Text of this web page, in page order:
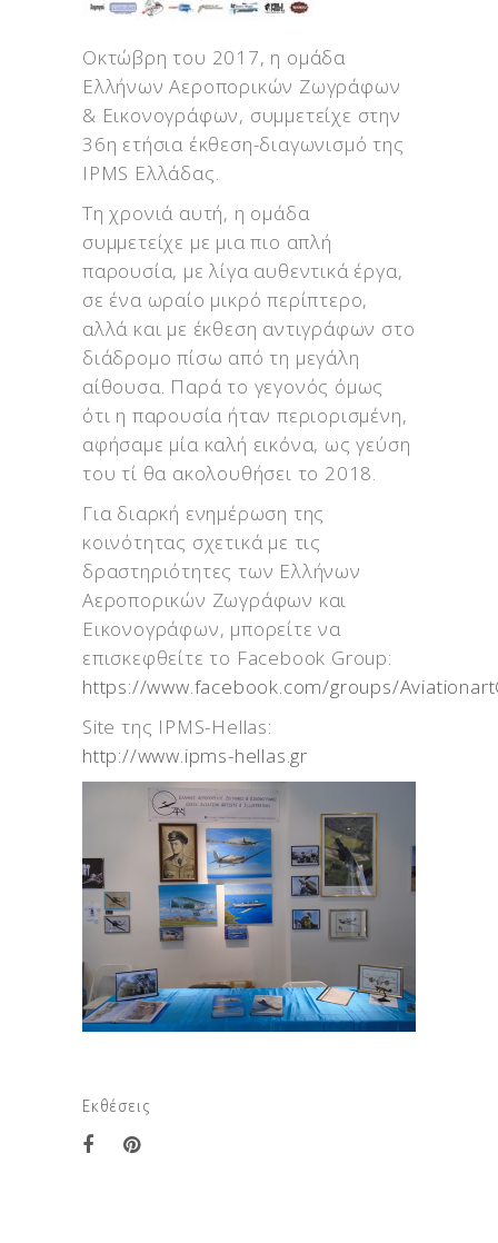
Οκτώβρη του 2017, η ομάδα
Ελλήνων Αεροπορικών Ζωγράφων
& Εικονογράφων, συμμετείχε στην
36η ετήσια έκθεση-διαγωνισμό της
IPMS Ελλάδας.
Τη χρονιά αυτή, η ομάδα
συμμετείχε με μια πιο απλή
παρουσία, με λίγα αυθεντικά έργα,
σε ένα ωραίο μικρό περίπτερο,
αλλά και με έκθεση αντιγράφων στο
διάδρομο πίσω από τη μεγάλη
αίθουσα. Παρά το γεγονός όμως
ότι η παρουσία ήταν περιορισμένη,
αφήσαμε μία καλή εικόνα, ως γεύση
του τί θα ακολουθήσει το 2018.
Για διαρκή ενημέρωση της
κοινότητας σχετικά με τις
δραστηριότητες των Ελλήνων
Αεροπορικών Ζωγράφων και
Εικονογράφων, μπορείτε να
επισκεφθείτε το Facebook Group:
https://www.facebook.com/groups/
Site της IPMS-Hellas:
http://www.ipms-hellas.gr
Εκθέσεις